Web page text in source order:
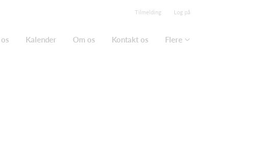
Tilmelding Log på
Kalender Om os Kontakt os Flere